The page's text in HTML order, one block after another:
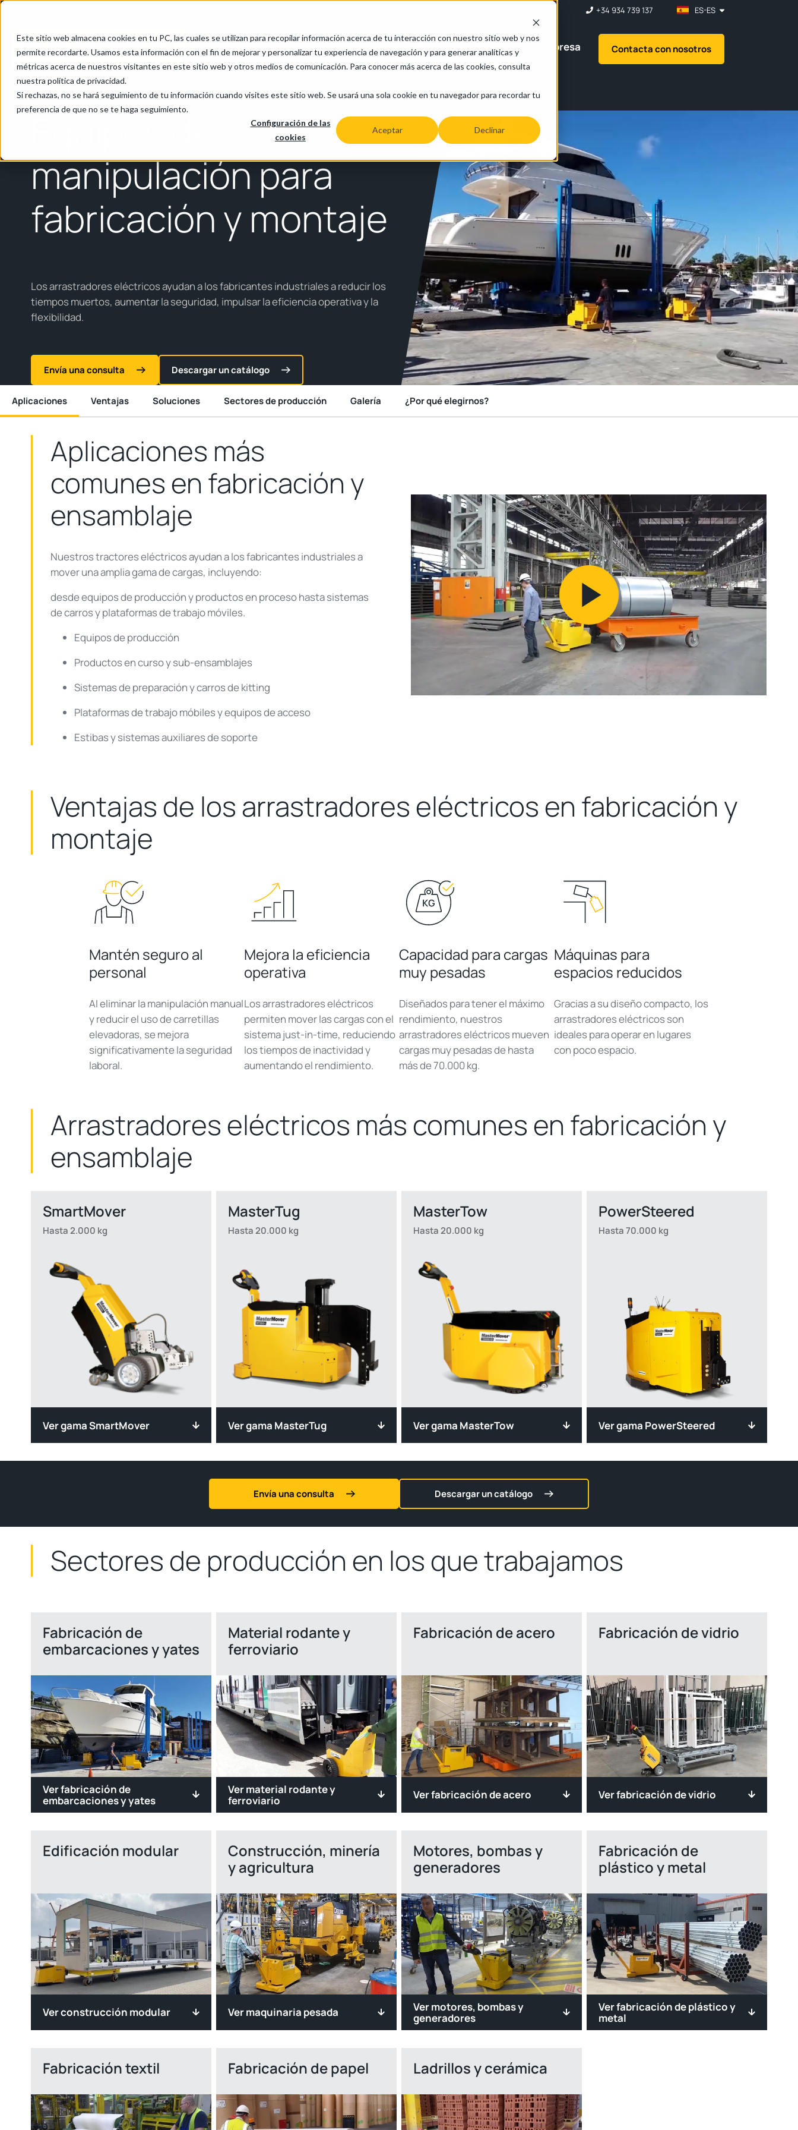
Este sitio web almacena cookies en tu PC, las cuales se utilizan para recopilar información acerca de tu interacción con nuestro sitio web y nos
permite recordarte. Usamos esta información con el fin de mejorar y personalizar tu experiencia de navegación y para generar analíticas y
métricas acerca de nuestros visitantes en este sitio web y otros medios de comunicación. Para conocer más acerca de las cookies, consulta
nuestra política de privacidad.
Si rechazas, no se hará seguimiento de tu información cuando visites este sitio web. Se usará una sola cookie en tu navegador para recordar tu
preferencia de que no se te haga seguimiento.
Configuración de las
cookies
Aceptar Declinar
+34 934 739 137 ES-ES
Productos Industrias Aplicaciones Recursos Empresa Contacta con nosotros
Inicio/ Fabricación y montaje
manipulación para
fabricación y montaje
Los arrastradores eléctricos ayudan a los fabricantes industriales a reducir los
tiempos muertos, aumentar la seguridad, impulsar la eficiencia operativa y la
flexibilidad.
Envía una consulta Descargar un catálogo
Aplicaciones Ventajas Soluciones Sectores de producción Galería ¿Por qué elegirnos?
Play
Video
Aplicaciones más
comunes en fabricación y
ensamblaje
Nuestros tractores eléctricos ayudan a los fabricantes industriales a
mover una amplia gama de cargas, incluyendo:
desde equipos de producción y productos en proceso hasta sistemas
de carros y plataformas de trabajo móviles.
Equipos de producción
Productos en curso y sub-ensamblajes
Sistemas de preparación y carros de kitting
Plataformas de trabajo móbiles y equipos de acceso
Estibas y sistemas auxiliares de soporte
Ventajas de los arrastradores eléctricos en fabricación y
montaje
Mantén seguro al
personal
Al eliminar la manipulación manual
y reducir el uso de carretillas
elevadoras, se mejora
significativamente la seguridad
laboral.
Mejora la eficiencia
operativa
Los arrastradores eléctricos
permiten mover las cargas con el
sistema just-in-time, reduciendo
los tiempos de inactividad y
aumentando el rendimiento.
Capacidad para cargas
muy pesadas
Diseñados para tener el máximo
rendimiento, nuestros
arrastradores eléctricos mueven
cargas muy pesadas de hasta
más de 70.000 kg.
Máquinas para
espacios reducidos
Gracias a su diseño compacto, los
arrastradores eléctricos son
ideales para operar en lugares
con poco espacio.
Arrastradores eléctricos más comunes en fabricación y
ensamblaje
SmartMover
Hasta 2.000 kg
Ver gama SmartMover
MasterTug
Hasta 20.000 kg
Ver gama MasterTug
MasterTow
Hasta 20.000 kg
Ver gama MasterTow
PowerSteered
Hasta 70.000 kg
Ver gama PowerSteered
Envía una consulta Descargar un catálogo
Sectores de producción en los que trabajamos
Fabricación de
embarcaciones y yates
Ver fabricación de
embarcaciones y yates
Material rodante y
ferroviario
Ver material rodante y
ferroviario
Fabricación de acero
Ver fabricación de acero
Fabricación de vidrio
Ver fabricación de vidrio
Edificación modular
Ver construcción modular
Construcción, minería
y agricultura
Ver maquinaria pesada
Motores, bombas y
generadores
Ver motores, bombas y
generadores
Fabricación de
plástico y metal
Ver fabricación de plástico y
metal
Fabricación textil Fabricación de papel Ladrillos y cerámica